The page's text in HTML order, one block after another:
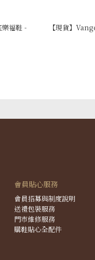
樂福鞋 -
【現貨】
會員貼心服務
會員招募與制度說明
送禮包裝服務
門市維修服務
購鞋貼心全配件